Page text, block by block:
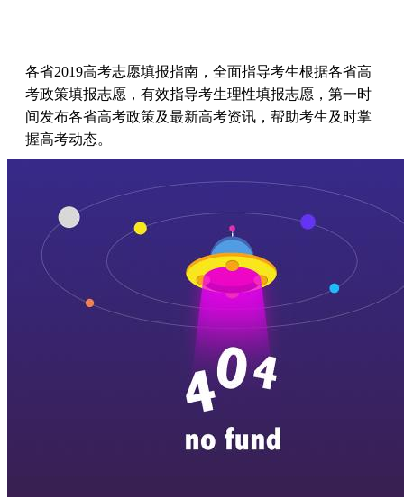
各省2019高考志愿填报指南，全面指导考生根据各省高
考政策填报志愿，有效指导考生理性填报志愿，第一时
间发布各省高考政策及最新高考资讯，帮助考生及时掌
握高考动态。